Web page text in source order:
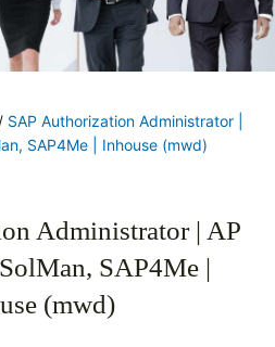
SAP Authorization Administrator |
SAP4Me | Inhouse (mwd)
Administrator | AP
SAP4Me |
(mwd)